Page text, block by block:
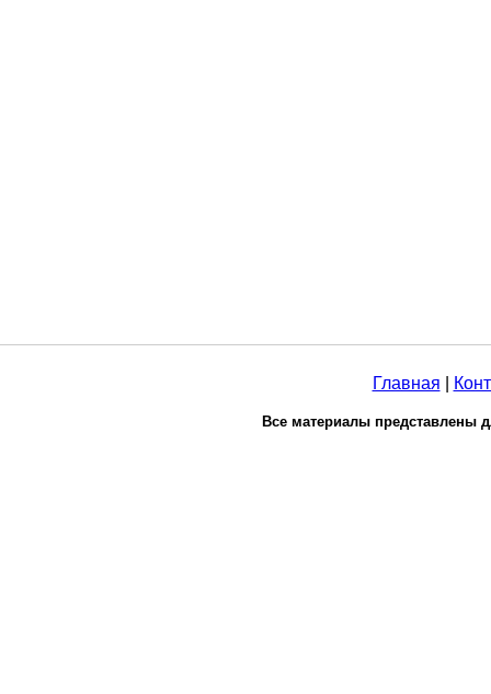
Главная
Все материалы представлены